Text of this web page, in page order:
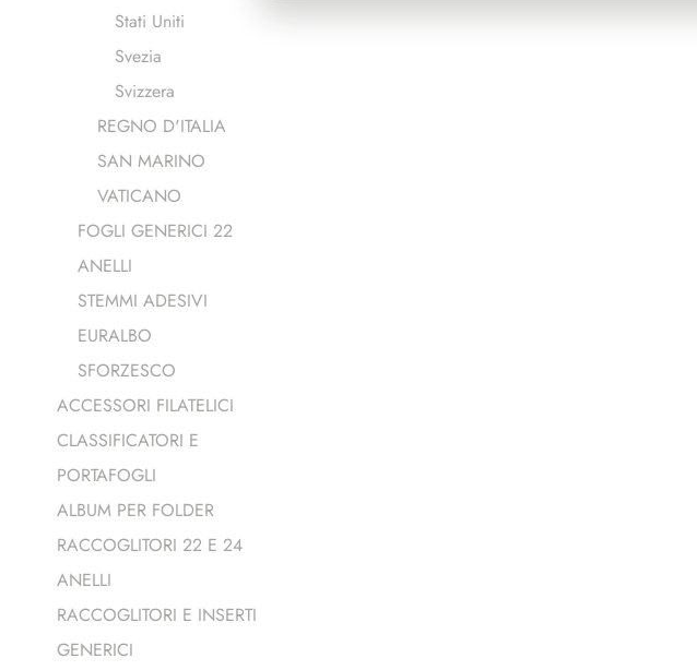
Stati Uniti
Svezia
Svizzera
REGNO D'ITALIA
SAN MARINO
VATICANO
FOGLI GENERICI 22
ANELLI
STEMMI ADESIVI
EURALBO
SFORZESCO
ACCESSORI FILATELICI
CLASSIFICATORI E
PORTAFOGLI
ALBUM PER FOLDER
RACCOGLITORI 22 E 24
ANELLI
RACCOGLITORI E INSERTI
GENERICI